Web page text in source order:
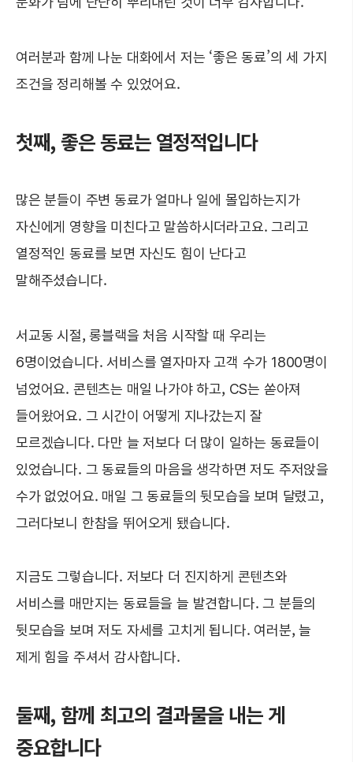
여러분과 함께 나눈 대화에서 저는 ‘좋은 동료’의 세 가지
조건을 정리해볼 수 있었어요.
첫째, 좋은 동료는 열정적입니다
많은 분들이 주변 동료가 얼마나 일에 몰입하는지가
자신에게 영향을 미친다고 말씀하시더라고요. 그리고
열정적인 동료를 보면 자신도 힘이 난다고
말해주셨습니다.
서교동 시절, 롱블랙을 처음 시작할 때 우리는
6명이었습니다. 서비스를 열자마자 고객 수가 1800명이
넘었어요. 콘텐츠는 매일 나가야 하고, CS는 쏟아져
들어왔어요. 그 시간이 어떻게 지나갔는지 잘
모르겠습니다. 다만 늘 저보다 더 많이 일하는 동료들이
있었습니다. 그 동료들의 마음을 생각하면 저도 주저앉을
수가 없었어요. 매일 그 동료들의 뒷모습을 보며 달렸고,
그러다보니 한참을 뛰어오게 됐습니다.
지금도 그렇습니다. 저보다 더 진지하게 콘텐츠와
서비스를 매만지는 동료들을 늘 발견합니다. 그 분들의
뒷모습을 보며 저도 자세를 고치게 됩니다. 여러분, 늘
제게 힘을 주셔서 감사합니다.
둘째, 함께 최고의 결과물을 내는 게
중요합니다